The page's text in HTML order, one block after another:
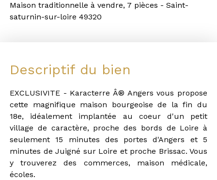
Maison traditionnelle à vendre, 7 pièces - Saint-
saturnin-sur-loire 49320
Descriptif du bien
EXCLUSIVITE - Karacterre Â® Angers vous propose
cette magnifique maison bourgeoise de la fin du
18e, idéalement implantée au coeur d'un petit
village de caractère, proche des bords de Loire à
seulement 15 minutes des portes d'Angers et 5
minutes de Juigné sur Loire et proche Brissac. Vous
y trouverez des commerces, maison médicale,
écoles.